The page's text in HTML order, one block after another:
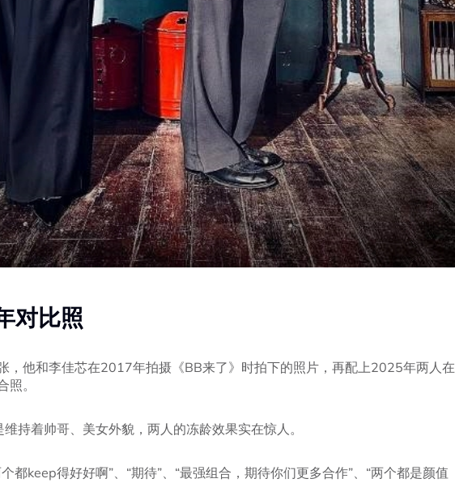
对比照
，他和李佳芯在2017年拍摄《BB来了》时拍下的照片，再配上2025年两人在
。
持着帅哥、美女外貌，两人的冻龄效果实在惊人。
都keep得好好啊”、“期待”、“最强组合，期待你们更多合作”、“两个都是颜值